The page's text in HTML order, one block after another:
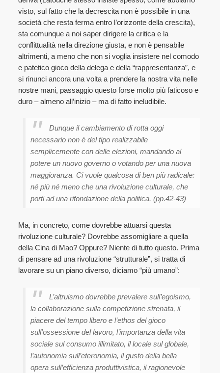
visto, sul fatto che la decrescita non è possibile in una
società che resta ferma entro l’orizzonte della crescita),
sta comunque a noi saper dirigere la critica e la
conflittualità nella direzione giusta, e non è pensabile
altrimenti, a meno che non si voglia insistere nel comodo
e patetico gioco della delega e della “rappresentanza”, e
si rinunci ancora una volta a prendere la nostra vita nelle
nostre mani, passaggio questo forse molto più faticoso e
duro – almeno all’inizio – ma di fatto ineludibile.
Dunque il cambiamento di rotta oggi
necessario non è del tipo realizzabile
semplicemente con delle elezioni, mandando al
potere un nuovo governo o votando per una nuova
maggioranza. Ci vuole qualcosa di ben più radicale:
né più né meno che una rivoluzione culturale, che
porti ad una rifondazione della politica. (pp.42-43)
Ma, in concreto, come dovrebbe attuarsi questa
rivoluzione culturale? Dovrebbe assomigliare a quella
della Cina di Mao? Oppure? Niente di tutto questo. Prima
di pensare ad una rivoluzione “strutturale”, si tratta di
lavorare su un piano diverso, diciamo “più umano”:
L’altruismo dovrebbe prevalere sull’egoismo,
la collaborazione sulla competizione sfrenata, il
piacere del tempo libero e l’ethos del gioco
sull’ossessione del lavoro, l’importanza della vita
sociale sul consumo illimitato, il locale sul globale,
l’autonomia sull’eteronomia, il gusto della bella
opera sull’efficienza produttivistica, il ragionevole